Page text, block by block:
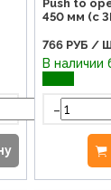
Push to
450 мм (с
766 РУБ /
В наличии
-